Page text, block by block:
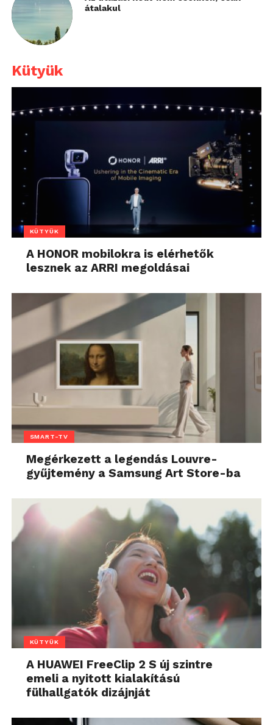
átalakul
Kütyük
KÜTYÜK
A HONOR mobilokra is elérhetők
lesznek az ARRI megoldásai
SMART-TV
Megérkezett a legendás Louvre-
gyűjtemény a Samsung Art Store-ba
KÜTYÜK
A HUAWEI FreeClip 2 S új szintre
emeli a nyitott kialakítású
fülhallgatók dizájnját